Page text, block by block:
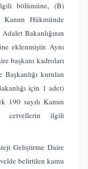
bölümüne, (B)
Kanun Hükmünde
Bakanlığının
eklenmiştir. Aynı
başkanı kadroları
Başkanlığı kurulan
için 1 adet)
190 sayılı Kanun
cetvellerin ilgili
Geliştirme Daire
belirtilen kamu